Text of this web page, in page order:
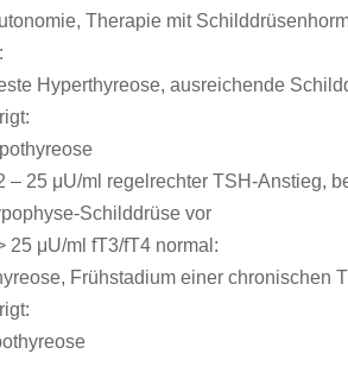
Therapie mit
Hyperthyreose, ausreichende
– 25 μU/ml regelrechter TSH-Anstieg,
Schilddrüse vor
25 μU/ml fT3/fT4 normal:
Frühstadium einer chronischen